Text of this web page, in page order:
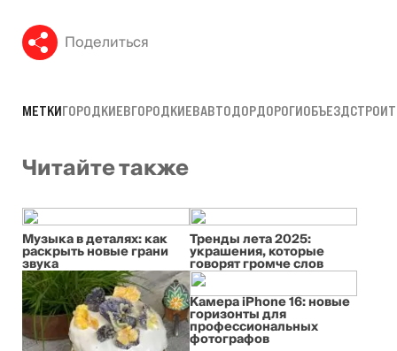
Поделиться
МЕТКИГОРОДКИЕВГОРОДКИЕВАВТОДОРДОРОГИОБЪЕЗД
Читайте также
Музыка в деталях: как
раскрыть новые грани
звука
Тренды лета 2025:
украшения, которые
говорят громче слов
Камера iPhone 16: новые
горизонты для
профессиональных
фотографов